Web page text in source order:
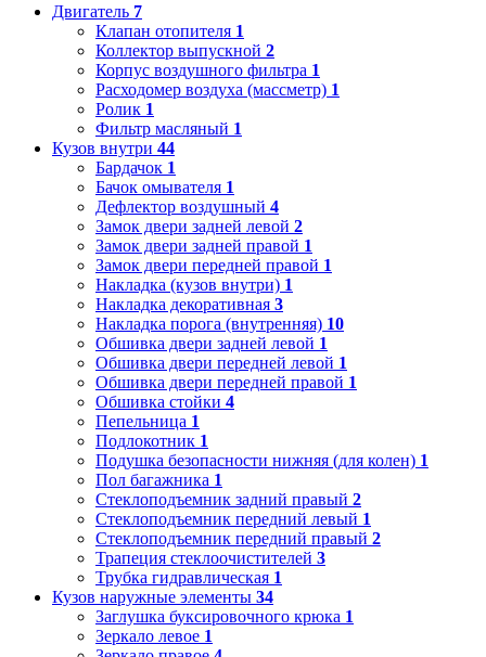
Двигатель 7
Клапан отопителя 1
Коллектор выпускной 2
Корпус воздушного фильтра 1
Расходомер воздуха (массметр) 1
Ролик 1
Фильтр масляный 1
Кузов внутри 44
Бардачок 1
Бачок омывателя 1
Дефлектор воздушный 4
Замок двери задней левой 2
Замок двери задней правой 1
Замок двери передней правой 1
Накладка (кузов внутри) 1
Накладка декоративная 3
Накладка порога (внутренняя) 10
Обшивка двери задней левой 1
Обшивка двери передней левой 1
Обшивка двери передней правой 1
Обшивка стойки 4
Пепельница 1
Подлокотник 1
Подушка безопасности нижняя (для колен) 1
Пол багажника 1
Стеклоподъемник задний правый 2
Стеклоподъемник передний левый 1
Стеклоподъемник передний правый 2
Трапеция стеклоочистителей 3
Трубка гидравлическая 1
Кузов наружные элементы 34
Заглушка буксировочного крюка 1
Зеркало левое 1